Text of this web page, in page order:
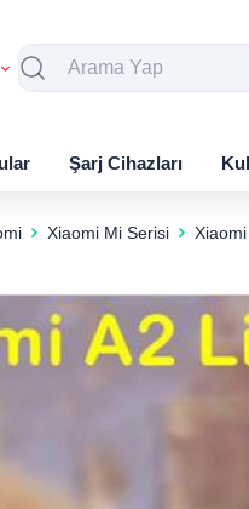
Şarj Cihazları
Xiaomi Mi Serisi